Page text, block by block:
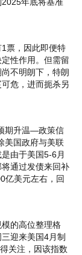
年底将基准
票，因此即便特
性作用。但需留
不明朗下，特朗
危，进而扼杀另
期升温—政策信
美国政府与美联
由于美国5-6月
通过发债来回补
亿美元左右，回
的高位整理格
迎来美国4月制
关注，因该指数